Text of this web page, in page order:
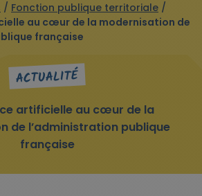
/ Fonction publique territoriale /
au cœur de la modernisation de
française
ACTUALITÉ
artificielle au cœur de la
de l’administration publique
française